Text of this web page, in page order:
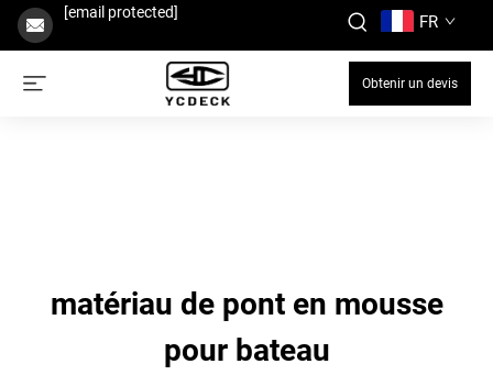
[email protected] FR
Obtenir un devis
matériau de pont en mousse
pour bateau